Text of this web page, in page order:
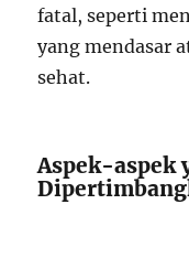
fatal, seperti
yang mendasar
sehat.
Aspek-aspek